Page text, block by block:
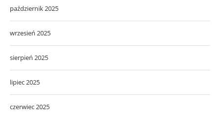
październik 2025
wrzesień 2025
sierpień 2025
lipiec 2025
czerwiec 2025